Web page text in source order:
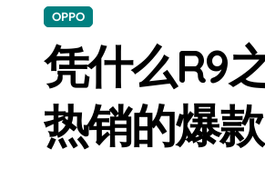
Galaxy S25 Ultra
OPPO
凭什么R9
热销的爆款